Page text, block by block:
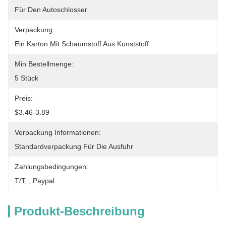
Für Den Autoschlosser
Verpackung:
Ein Karton Mit Schaumstoff Aus Kunststoff
Min Bestellmenge:
5 Stück
Preis:
$3.46-3.89
Verpackung Informationen:
Standardverpackung Für Die Ausfuhr
Zahlungsbedingungen:
T/T, , Paypal
Produkt-Beschreibung